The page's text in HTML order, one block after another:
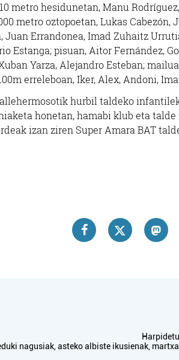
metro hesidunetan, Manu
metro oztopoetan, Lukas
Juan Errandonea, Imad Zuhaitz
Estanga; pisuan, Aitor Fernández,
Yarza, Alejandro Esteban;
erreleboan, Iker, Alex, Andoni,
hurbil taldeko
honetan, hamabi klub eta
izan ziren Super Amara BAT
nagusiak, asteko albiste ikusienak,